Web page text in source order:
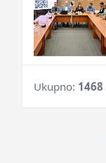
Ukupno: 1468